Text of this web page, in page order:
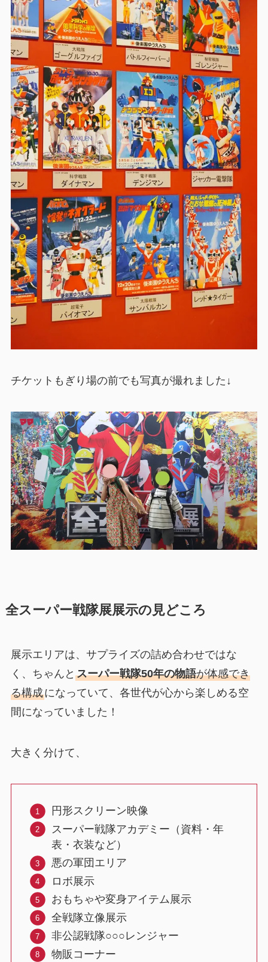
チケットもぎり場の前でも写真が撮れました↓
全スーパー戦隊展展示の見どころ
展示エリアは、サプライズの詰め合わせではな
く、ちゃんと スーパー戦隊50年の物語が体感でき
る構成になっていて、各世代が心から楽しめる空
間になっていました！
大きく分けて、
円形スクリーン映像
スーパー戦隊アカデミー（資料・年
表・衣装など）
悪の軍団エリア
ロボ展示
おもちゃや変身アイテム展示
全戦隊立像展示
非公認戦隊○○○レンジャー
物販コーナー